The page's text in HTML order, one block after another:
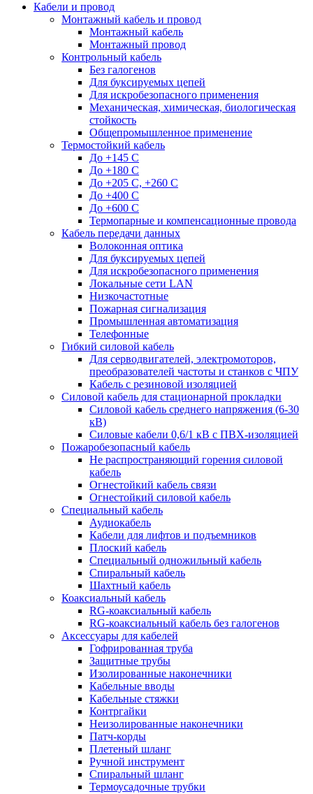
Кабели и провод
Монтажный кабель и провод
Монтажный кабель
Монтажный провод
Контрольный кабель
Без галогенов
Для буксируемых цепей
Для искробезопасного применения
Механическая, химическая, биологическая
стойкость
Общепромышленное применение
Термостойкий кабель
До +145 С
До +180 C
До +205 С, +260 С
До +400 C
До +600 С
Термопарные и компенсационные провода
Кабель передачи данных
Волоконная оптика
Для буксируемых цепей
Для искробезопасного применения
Локальные сети LAN
Низкочастотные
Пожарная сигнализация
Промышленная автоматизация
Телефонные
Гибкий силовой кабель
Для серводвигателей, электромоторов,
преобразователей частоты и станков с ЧПУ
Кабель с резиновой изоляцией
Силовой кабель для стационарной прокладки
Силовой кабель среднего напряжения (6-30
кВ)
Силовые кабели 0,6/1 кВ с ПВХ-изоляцией
Пожаробезопасный кабель
Не распространяющий горения силовой
кабель
Огнестойкий кабель связи
Огнестойкий силовой кабель
Специальный кабель
Аудиокабель
Кабели для лифтов и подъемников
Плоский кабель
Специальный одножильный кабель
Спиральный кабель
Шахтный кабель
Коаксиальный кабель
RG-коаксиальный кабель
RG-коаксиальный кабель без галогенов
Аксессуары для кабелей
Гофрированная труба
Защитные трубы
Изолированные наконечники
Кабельные вводы
Кабельные стяжки
Контргайки
Неизолированные наконечники
Патч-корды
Плетеный шланг
Ручной инструмент
Спиральный шланг
Термоусадочные трубки